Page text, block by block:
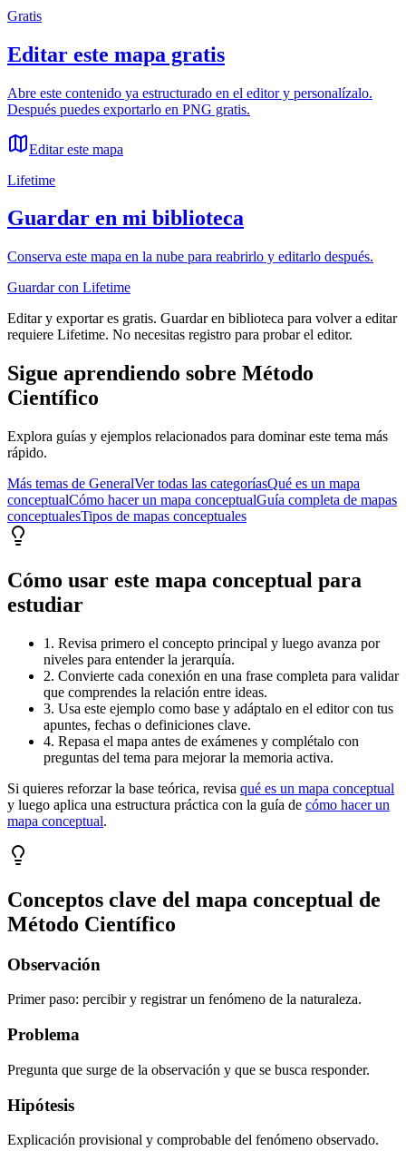
Gratis
Editar este mapa gratis
Abre este contenido ya estructurado en el editor y personalízalo.
Después puedes exportarlo en PNG gratis.
Editar este mapa
Lifetime
Guardar en mi biblioteca
Conserva este mapa en la nube para reabrirlo y editarlo después.
Guardar con Lifetime
Editar y exportar es gratis. Guardar en biblioteca para volver a editar
requiere Lifetime. No necesitas registro para probar el editor.
Sigue aprendiendo sobre Método
Científico
Explora guías y ejemplos relacionados para dominar este tema más
rápido.
Más temas de GeneralVer todas las categoríasQué es un mapa
conceptualCómo hacer un mapa conceptualGuía completa de mapas
conceptualesTipos de mapas conceptuales
Cómo usar este mapa conceptual para
estudiar
1. Revisa primero el concepto principal y luego avanza por
niveles para entender la jerarquía.
2. Convierte cada conexión en una frase completa para validar
que comprendes la relación entre ideas.
3. Usa este ejemplo como base y adáptalo en el editor con tus
apuntes, fechas o definiciones clave.
4. Repasa el mapa antes de exámenes y complétalo con
preguntas del tema para mejorar la memoria activa.
Si quieres reforzar la base teórica, revisa qué es un mapa conceptual
y luego aplica una estructura práctica con la guía de cómo hacer un
mapa conceptual.
Conceptos clave del mapa conceptual de
Método Científico
Observación
Primer paso: percibir y registrar un fenómeno de la naturaleza.
Problema
Pregunta que surge de la observación y que se busca responder.
Hipótesis
Explicación provisional y comprobable del fenómeno observado.